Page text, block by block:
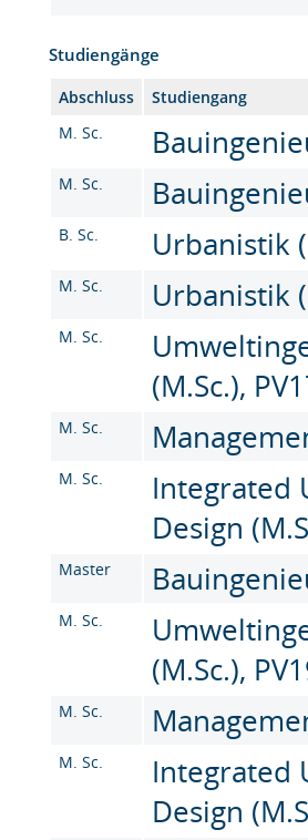
Studiengänge
Abschluss
Studiengang
M. Sc.
M. Sc.
B. Sc. Urbanistik
M. Sc. Urbanistik
M. Sc.
(M.Sc.),
M. Sc.
M. Sc.
Integrated
Design
Master
M. Sc.
(M.Sc.),
M. Sc.
M. Sc.
Integrated
Design